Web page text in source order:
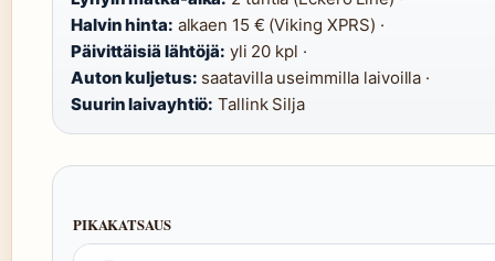
Halvin hinta: alkaen 15 € (Viking XPRS) ·
Päivittäisiä lähtöjä: yli 20 kpl ·
Auton kuljetus: saatavilla useimmilla laivoilla ·
Suurin laivayhtiö: Tallink Silja
PIKAKATSAUS